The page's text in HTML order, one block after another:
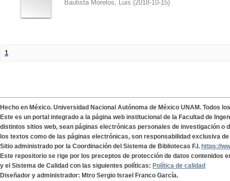
Bautista Morelos, Luis (2018-10-15)
1
Hecho en México. Universidad Nacional Autónoma de México UNAM. Todos
Este es un portal integrado a la página web institucional de la Facultad de
distintos sitios web, sean páginas electrónicas personales de investigación o
los textos como de las páginas electrónicas, son responsabilidad exclusiva
Sitio administrado por la Coordinación del Sistema de Bibliotecas F.I. https://
Este repositorio se rige por los preceptos de protección de datos contenidos
y el Sistema de Calidad con las siguientes políticas: Política de calidad
Diseñador y administrador: Mtro Sergio Israel Franco García.